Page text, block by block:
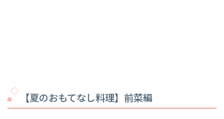
【夏のおもてなし料理】前菜編